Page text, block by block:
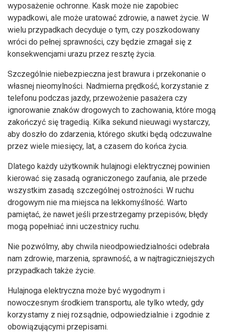
wyposażenie ochronne. Kask może nie zapobiec
wypadkowi, ale może uratować zdrowie, a nawet życie. W
wielu przypadkach decyduje o tym, czy poszkodowany
wróci do pełnej sprawności, czy będzie zmagał się z
konsekwencjami urazu przez resztę życia.
Szczególnie niebezpieczna jest brawura i przekonanie o
własnej nieomylności. Nadmierna prędkość, korzystanie z
telefonu podczas jazdy, przewożenie pasażera czy
ignorowanie znaków drogowych to zachowania, które mogą
zakończyć się tragedią. Kilka sekund nieuwagi wystarczy,
aby doszło do zdarzenia, którego skutki będą odczuwalne
przez wiele miesięcy, lat, a czasem do końca życia.
Dlatego każdy użytkownik hulajnogi elektrycznej powinien
kierować się zasadą ograniczonego zaufania, ale przede
wszystkim zasadą szczególnej ostrożności. W ruchu
drogowym nie ma miejsca na lekkomyślność. Warto
pamiętać, że nawet jeśli przestrzegamy przepisów, błędy
mogą popełniać inni uczestnicy ruchu.
Nie pozwólmy, aby chwila nieodpowiedzialności odebrała
nam zdrowie, marzenia, sprawność, a w najtragiczniejszych
przypadkach także życie.
Hulajnoga elektryczna może być wygodnym i
nowoczesnym środkiem transportu, ale tylko wtedy, gdy
korzystamy z niej rozsądnie, odpowiedzialnie i zgodnie z
obowiązującymi przepisami.